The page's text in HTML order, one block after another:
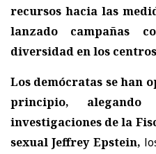
recursos hacia las
lanzado campañas
diversidad en los
Los demócratas se han
principio,
investigaciones de la
sexual Jeffrey Epstein,